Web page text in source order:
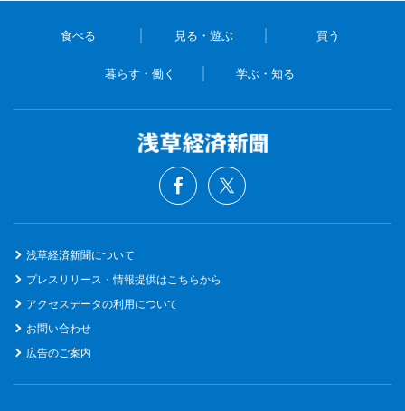
食べる 見る・遊ぶ 買う
暮らす・働く 学ぶ・知る
浅草経済新聞について
プレスリリース・情報提供はこちらから
アクセスデータの利用について
お問い合わせ
広告のご案内